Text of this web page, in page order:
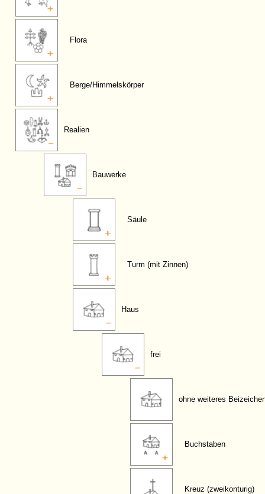
Flora
Berge/Himmelskörper
Realien
Bauwerke
Säule
Turm (mit Zinnen)
Haus
frei
ohne weiteres
Buchstaben
Kreuz (zweikonturig)